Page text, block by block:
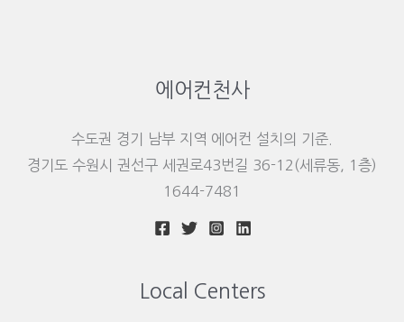
에어컨천사
수도권 경기 남부 지역 에어컨 설치의 기준.
경기도 수원시 권선구 세권로43번길 36-12(세류동, 1층)
1644-7481
Local Centers